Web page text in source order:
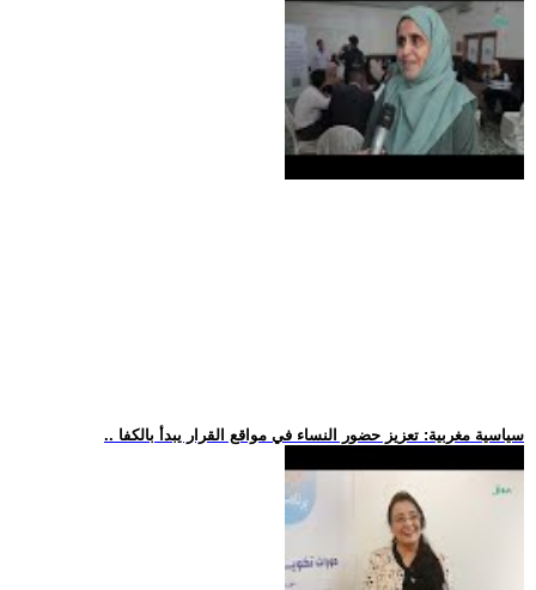
.. سياسية مغربية: تعزيز حضور النساء في مواقع القرار يبدأ بالكفا